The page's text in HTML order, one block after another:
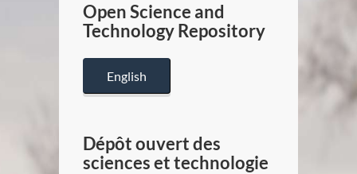
Canada
Open Science and
Technology Repository
English
Dépôt ouvert des
sciences et technologie